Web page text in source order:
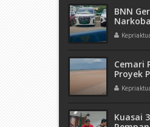
Bulan
BNN
AHr,
Cemari
Proyek
Lahan
Diduga
Kuasai